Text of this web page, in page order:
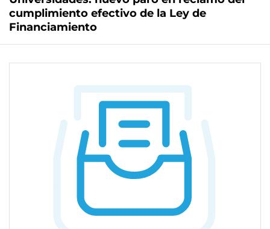
cumplimiento efectivo de la Ley de
Financiamiento